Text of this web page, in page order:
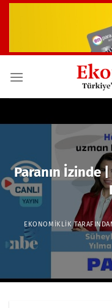
Paranın İzinde
EKONOMIKLIK